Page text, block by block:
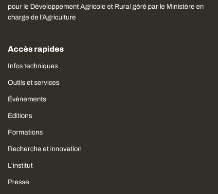
pour le Développement Agricole et Rural géré par le Ministère en
charge de l’Agriculture
Accès rapides
Infos techniques
Outils et services
Évènements
Editions
Formations
Recherche et innovation
L'institut
Presse